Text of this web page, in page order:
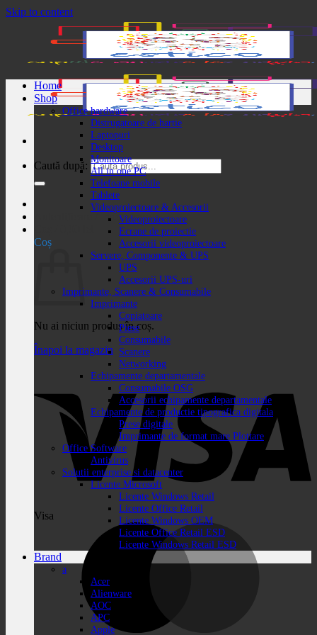
Skip to content
Caută după:
Autentificare / Înregistrare
Coș
Nu ai niciun produs în coș.
Înapoi la magazin
Visa
Home
Shop
Office hardware
Distrugatoare de hartie
Laptopuri
Desktop
Monitoare
All in one PC
Telefoane mobile
Tablete
Videoproiectoare & Accesorii
Videoproiectoare
Ecrane de proiectie
Accesorii videoproiectoare
Servere, Componente & UPS
UPS
Accesorii UPS-uri
Imprimante, Scanere & Consumabile
Imprimante
Copiatoare
Piese
Consumabile
Scanere
Networking
Echipamente departamentale
Consumabile OSG
Accesorii echipamente departamentale
Echipamente de productie tipografica digitala
Prese digitale
Imprimante de format mare Plottare
Office Software
Antivirus
Solutii enterprise si datacenter
Licente Microsoft
Licente Windows Retail
Licente Office Retail
Licente Windows OEM
Licente Office Retail ESD
Licente Windows Retail ESD
Brand
a
Acer
Alienware
AOC
APC
Apple